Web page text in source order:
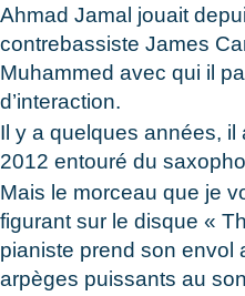
Ahmad Jamal jouait
contrebassiste James
Muhammed avec qui il
d’interaction.
Il y a quelques années,
2012 entouré du
Mais le morceau que je
figurant sur le disque «
pianiste prend son envol
arpèges puissants au